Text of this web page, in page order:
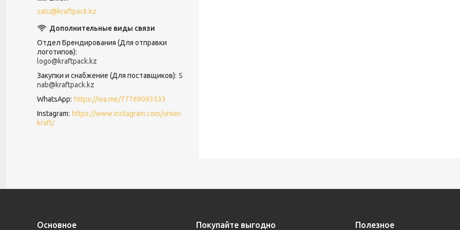
satu@kraftpack.kz
Отдел Брендирования (Для отправки
логотипов)
logo@kraftpack.kz
Закупки и снабжение (Для поставщиков) S
nab@kraftpack.kz
WhatsApp
https://wa.me/77769093533
Instagram
https://www.instagram.com/union
kraft/
Основное Покупайте выгодно Полезное